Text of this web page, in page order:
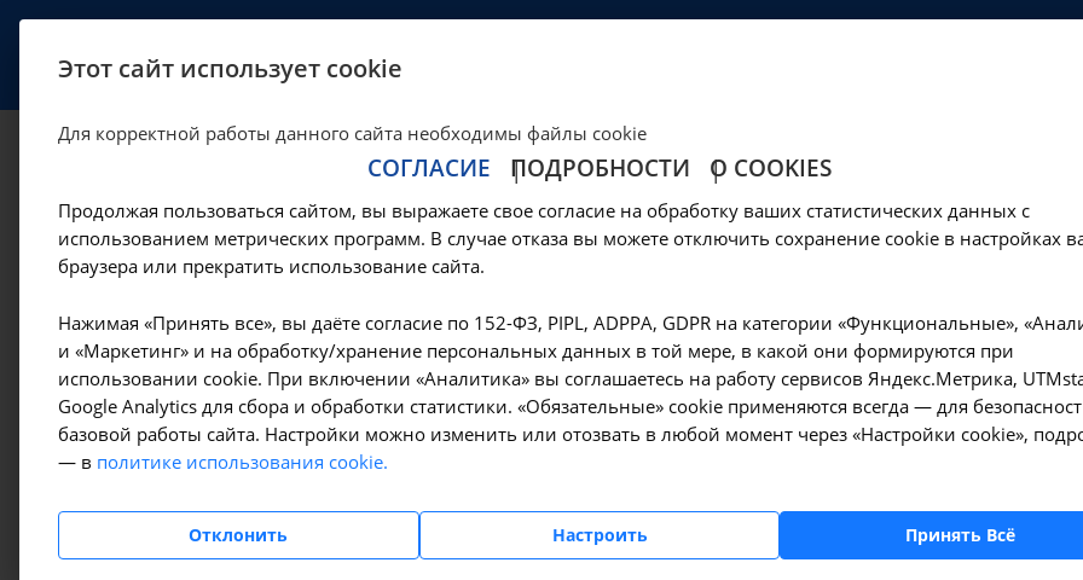
Термовоздействие: Наружная RF-
аппарате EVA, вагинально -
Иркутске
Цены в Иркутске — Манипуляции гинекологические — Термовоздействие: Наружная RF-терапия на аппарате EVA, вагинально -
Оформите заявку на сайте, мы свяжемся с
ближайшее время и ответим на все
поликлинические услуги
Да, верно
Этот сайт использует cookie
Для корректной работы данного сайта необходимы файлы cookie
СОГЛАСИЕ ПОДРОБНОСТИ О COOKIES
Продолжая пользоваться сайтом, вы выражаете свое согласие на обработку ваших статистических данных с
использованием метрических программ. В случае отказа вы можете отключить сохранение cookie в настройках
браузера или прекратить использование сайта.
Нажимая «Принять все», вы даёте согласие по 152-ФЗ, PIPL, ADPPA, GDPR на категории «Функциональные»,
и «Маркетинг» и на обработку/хранение персональных данных в той мере, в какой они формируются при
использовании cookie. При включении «Аналитика» вы соглашаетесь на работу сервисов Яндекс.Метрика,
Google Analytics для сбора и обработки статистики. «Обязательные» cookie применяются всегда — для
базовой работы сайта. Настройки можно изменить или отозвать в любой момент через «Настройки cookie»,
— в политике использования cookie.
Отклонить Настроить Принять Всё